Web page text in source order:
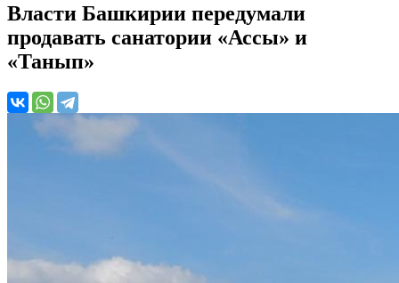
Власти Башкирии передумали
продавать санатории «Ассы» и
«Танып»